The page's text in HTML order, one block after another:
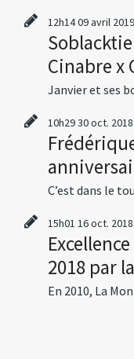
12h1409avril 2019
Cinabre x
Janvier et ses
10h2930oct. 2018
C’est dans le
15h01 16oct. 2018
2018 par
En 2010, La